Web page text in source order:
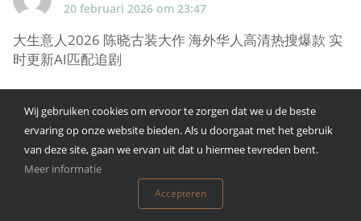
20 februari 2026 om 23:47
大生意人2026 陈晓古装大作 海外华人高清热搜爆款 实
时更新AI匹配追剧
pgslot schreef:
16 maart 2026 om 13:19
Fortune Tiger estratégia de 200 giros: pare no +40%
ou continue? Qual sua regra?
Wij gebruiken cookies om ervoor te zorgen dat we u de beste
ervaring op onze website bieden. Als u doorgaat met het gebruik
van deze site, gaan we ervan uit dat u hiermee tevreden bent.
Meer informatie
Accepteren